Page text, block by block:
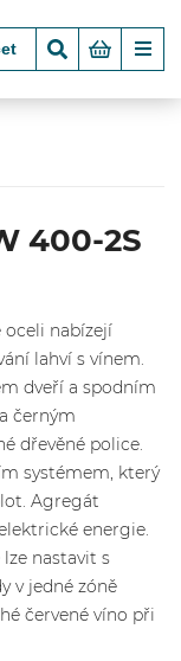
400-2S
oceli nabízejí
lahví s vínem.
dveří a spodním
černým
dřevěné police.
systémem, který
Agregát
energie.
nastavit s
v jedné zóně
červené víno při